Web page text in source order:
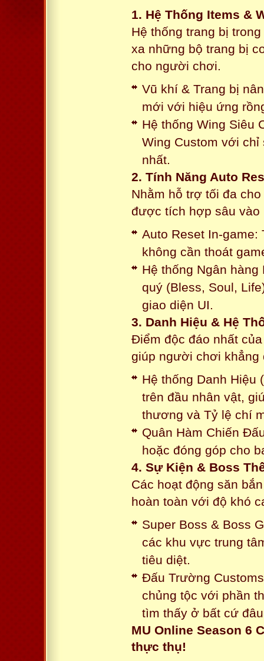
1. Hệ Thống Items &
Hệ thống trang bị
xa những bộ trang bị
cho người chơi.
Vũ khí & Trang bị
mới với hiệu ứng
Hệ thống Wing Siêu
Wing Custom với
nhất.
2. Tính Năng Auto
Nhằm hỗ trợ tối đa
được tích hợp sâu vào
Auto Reset In-game:
không cần thoát
Hệ thống Ngân
quý (Bless, Soul,
giao diện UI.
3. Danh Hiệu & Hệ
Điểm độc đáo nhất
giúp người chơi khẳng
Hệ thống Danh Hiệu
trên đầu nhân vật,
thương và Tỷ lệ chí
Quân Hàm Chiến
hoặc đóng góp cho
4. Sự Kiện & Boss
Các hoạt động săn
hoàn toàn với độ khó
Super Boss & Boss
các khu vực trung
tiêu diệt.
Đấu Trường
chủng tộc với phần
tìm thấy ở bất cứ
MU Online Season 6
thực thụ!